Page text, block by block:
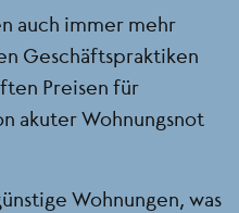
auch immer mehr
Geschäftspraktiken
Preisen für
akuter Wohnungsnot
Wohnungen, was